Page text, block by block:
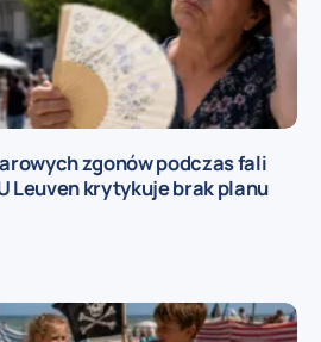
zgonów podczas fali
Leuven krytykuje brak planu